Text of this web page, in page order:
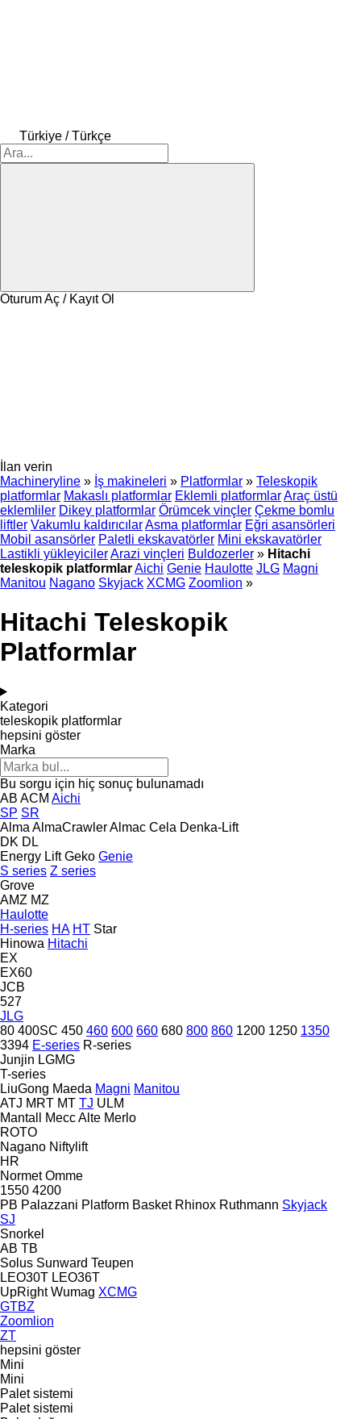
Türkiye / Türkçe
Oturum Aç / Kayıt Ol
İlan verin
Machineryline » İş makineleri » Platformlar » Teleskopik
platformlar Makaslı platformlar Eklemli platformlarAraç üstü
eklemliler Dikey platformlar Örümcek vinçler Çekme bomlu
liftler Vakumlu kaldırıcılarAsma platformlar Eğri asansörleri
Mobil asansörler Paletli ekskavatörler Mini ekskavatörler
Lastikli yükleyicilerArazi vinçleri Buldozerler » Hitachi
teleskopik platformlarAichi Genie Haulotte JLG Magni
Manitou Nagano Skyjack XCMG Zoomlion »
Hitachi Teleskopik
Platformlar
Kategori
teleskopik platformlar
hepsini göster
Marka
Bu sorgu için hiç sonuç bulunamadı
AB ACM Aichi
SP SR
Alma AlmaCrawlerAlmac Cela Denka-Lift
DK DL
Energy Lift Geko Genie
S series Z series
Grove
AMZ MZ
Haulotte
H-series HA HT Star
Hinowa Hitachi
EX
EX60
JCB
527
JLG
80 400SC 450 460 600 660 680 800 860 1200 1250 1350
3394 E-series R-series
Junjin LGMG
T-series
LiuGong Maeda Magni Manitou
ATJ MRT MT TJ ULM
Mantall
Mecc Alte Merlo
ROTO
Nagano Niftylift
HR
Normet Omme
1550 4200
PB Palazzani Platform Basket Rhinox Ruthmann Skyjack
SJ
Snorkel
AB TB
Solus Sunward Teupen
LEO30T LEO36T
UpRight Wumag XCMG
GTBZ
Zoomlion
ZT
hepsini göster
Mini
Mini
Palet sistemi
Palet sistemi